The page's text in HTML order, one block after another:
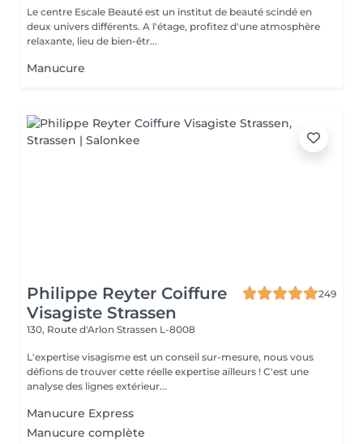
Le centre Escale Beauté est un institut de beauté scindé en
deux univers différents. A l'étage, profitez d'une atmosphère
relaxante, lieu de bien-êtr...
Manucure
Philippe Reyter Coiffure
Visagiste Strassen
249
130, Route d'Arlon Strassen L-8008
L'expertise visagisme est un conseil sur-mesure, nous vous
défions de trouver cette réelle expertise ailleurs ! C'est une
analyse des lignes extérieur...
Manucure Express
Manucure complète